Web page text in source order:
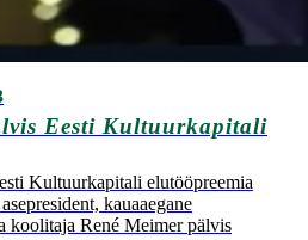
Eesti Kultuurkapitali
Kultuurkapitali elutööpreemia
kauaaegane
koolitaja René Meimer pälvis